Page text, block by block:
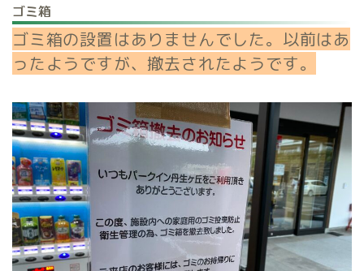
ゴミ箱
ゴミ箱の設置はありませんでした。以前はあ
ったようですが、撤去されたようです。